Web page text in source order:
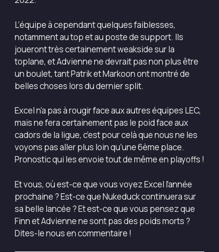
L’équipe à cependant quelques faiblesses,
notamment au top et au poste de support. Ils
joueront très certainement weakside sur la
toplane, et Advienne ne devrait pas non plus être
un boulet, tant Patrik et Markoon ont montré de
belles choses lors du dernier split.
Excel n’a pas à rougir face aux autres équipes LEC,
mais ne fera certainement pas le poid face aux
cadors de la ligue, c’est pour celà que nous ne les
voyons pas aller plus loin qu’une 6ème place.
Pronostic qui les envoie tout de même en playoffs !
Et vous, où est-ce que vous voyez Excel l’année
prochaine ? Est-ce que Nukeduck continuera sur
sa belle lancée ? Et est-ce que vous pensez que
Finn et Advienne ne sont pas des poids morts ?
Dites-le nous en commentaire !